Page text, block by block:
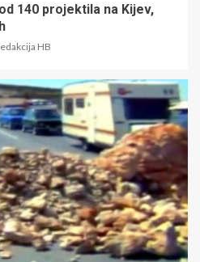
140 projektila na Kijev,
HB